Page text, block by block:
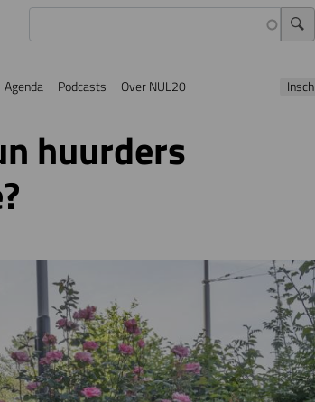
Agenda Podcasts Over NUL20
huurders